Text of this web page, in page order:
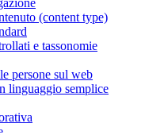
(content type)
e tassonomie
persone sul web
linguaggio semplice